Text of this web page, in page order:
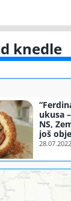
knedle
ukusa
NS,
još